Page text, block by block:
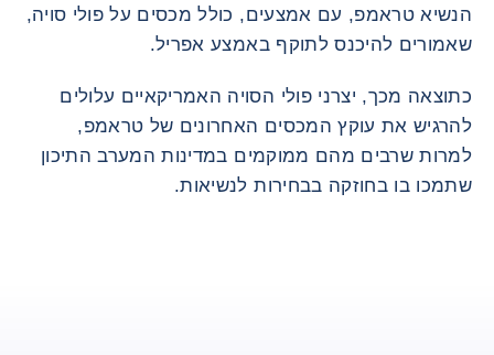
הנשיא טראמפ, עם אמצעים, כולל מכסים על פולי סויה,
שאמורים להיכנס לתוקף באמצע אפריל.
כתוצאה מכך, יצרני פולי הסויה האמריקאיים עלולים
להרגיש את עוקץ המכסים האחרונים של טראמפ,
למרות שרבים מהם ממוקמים במדינות המערב התיכון
שתמכו בו בחוזקה בבחירות לנשיאות.